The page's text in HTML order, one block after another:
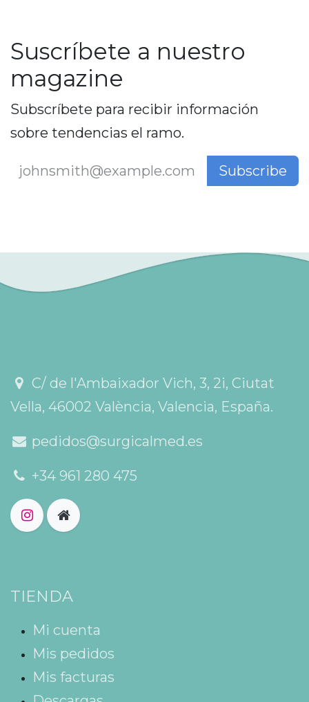
Suscríbete a nuestro
magazine
Subscríbete para recibir información
sobre tendencias el ramo.
Subscribe
C/ de l'Ambaixador Vich, 3, 2i, Ciutat
Vella, 46002 València, Valencia, España.
pedidos@surgicalmed.es
+34 961 280 475
TIENDA
Mi cuenta
Mis pedidos
Mis facturas